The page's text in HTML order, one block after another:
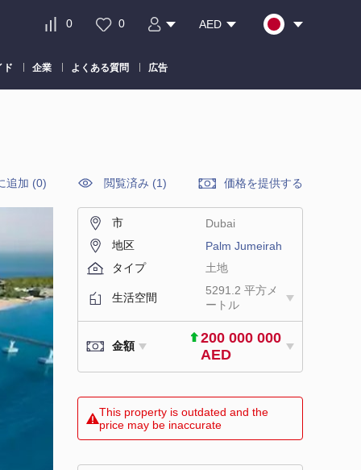
0 0 AED
ド 企業 よくある質問 広告
追加 (0) 閲覧済み (1) 価格を提供する
市
Dubai
地区
Palm Jumeirah
タイプ
土地
生活空間
5291.2 平方メ
ートル
金額
200 000 000
AED
This property is outdated and the
price may be inaccurate